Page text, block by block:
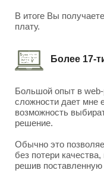
В итоге Вы
плату.
Более 17-
Большой опыт в web-
сложности дает
возможность
решение.
Обычно это
без потери
решив поставленную